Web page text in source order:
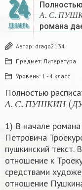
24
ДЕКАБРЬ
А С П У Ш
А.С.ПУШК
романа
Автор: drago2134
Предмет: Литература
Уровень: 1 - 4 класс
Полностью
А С П УШКИН
А.С.ПУШКИН
Д У
(Д
1) В начале
Петровича
пушкинский текст.
отношение к
средствами
отношение